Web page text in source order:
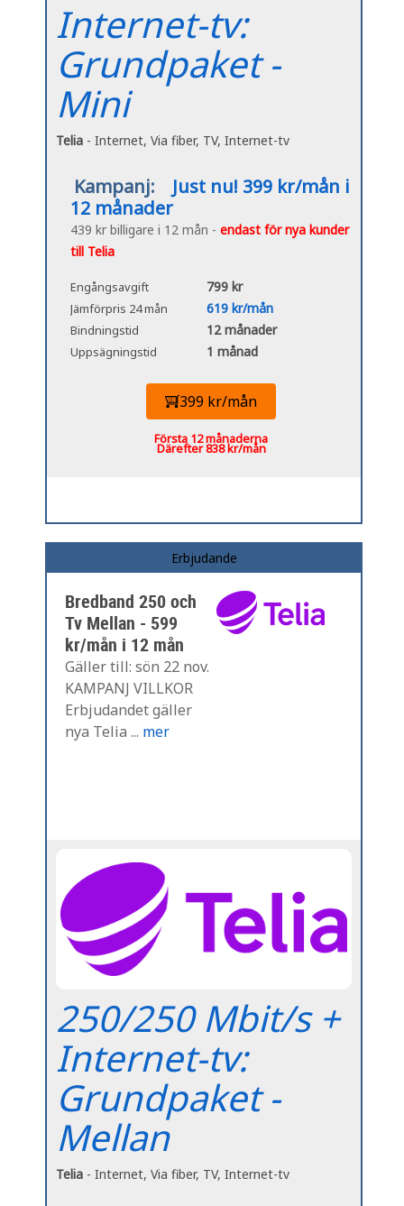
Internet-tv:
Grundpaket -
Mini
Telia - Internet, Via fiber, TV, Internet-tv
Kampanj:
Just nu! 399 kr/mån i
12 månader
439 kr billigare i 12 mån - endast för nya kunder
till Telia
Engångsavgift 799 kr
Jämförpris 24 mån 619 kr/mån
Bindningstid 12 månader
Uppsägningstid 1 månad
399 kr/mån
Första 12 månaderna
Därefter 838 kr/mån
Erbjudande
Bredband 250 och
Tv Mellan - 599
kr/mån i 12 mån
Gäller till: sön 22 nov.
KAMPANJ VILLKOR
Erbjudandet gäller
nya Telia ... mer
250/250 Mbit/s +
Internet-tv:
Grundpaket -
Mellan
Telia - Internet, Via fiber, TV, Internet-tv